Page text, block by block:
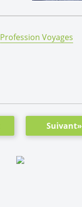
By:
Profession Voyages
Suivant»